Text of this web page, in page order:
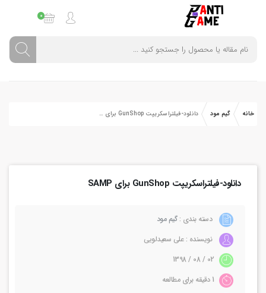
0
خانه گیم مود دانلود-فیلتراسکریپت GunShop برای SAMP
دانلود-فیلتراسکریپت GunShop برای SAMP
دسته بندی :گیم مود
نویسنده : علی سعیدلویی